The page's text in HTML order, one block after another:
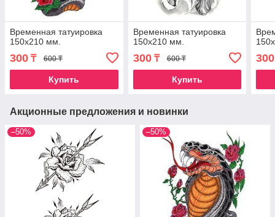
Временная татуировка
150х210 мм.
300 ₸ 600 ₸
Купить
Временная татуировка
150х210 мм.
300₸ 600 ₸
Купить
300
Акционные предложения и новинки
–50% –50%